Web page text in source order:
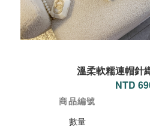
溫柔軟糯連帽針
NTD
商品編號
數量